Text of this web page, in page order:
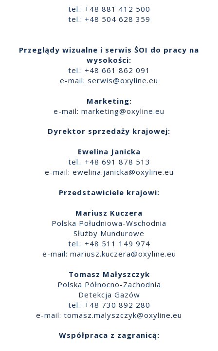
tel.: +48 881 412 500
tel.: +48 504 628 359
Przeglądy wizualne i serwis ŚOI do pracy na
wysokości:
tel.: +48 661 862 091
e-mail: serwis@oxyline.eu
Marketing:
e-mail: marketing@oxyline.eu
Dyrektor sprzedaży krajowej:
Ewelina Janicka
tel.: +48 691 878 513
e-mail: ewelina.janicka@oxyline.eu
Przedstawiciele krajowi:
Mariusz Kuczera
Polska Południowa-Wschodnia
Służby Mundurowe
tel.: +48 511 149 974
e-mail: mariusz.kuczera@oxyline.eu
Tomasz Małyszczyk
Polska Północno-Zachodnia
Detekcja Gazów
tel.: +48 730 892 280
e-mail: tomasz.malyszczyk@oxyline.eu
Współpraca z zagranicą: